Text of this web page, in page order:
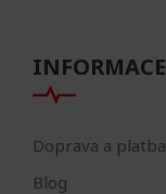
INFORMACE
Doprava a platba
Blog